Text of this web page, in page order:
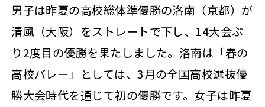
男子は昨夏の高校総体準優勝の洛南（京都）が
清風（大阪）をストレートで下し、14大会ぶ
り2度目の優勝を果たしました。洛南は「春の
高校バレー」としては、3月の全国高校選抜優
勝大会時代を通じて初の優勝です。女子は昨夏